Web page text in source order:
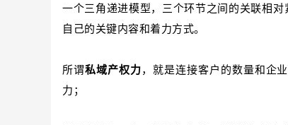
一个三角递进模型，三个环节之间的关联相
自己的关键内容和着力方式。
所谓私域产权力，就是连接客户的数量和企
力；